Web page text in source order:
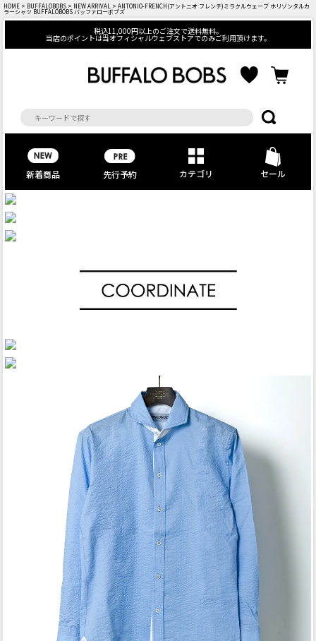
HOME > BUFFALOBOBS > NEW ARRIVAL > ANTONIO-FRENCH(アントニオ フレンチ)ミラクルウェーブ ホリゾンタルカ
ラーシャツ BUFFALOBOBS バッファローボブズ
税込11,000円以上のご注文で送料無料。
当店のポイントは当オフィシャルウェブストアでのみご利用頂けます。
新着商品 先行予約 カテゴリ セール